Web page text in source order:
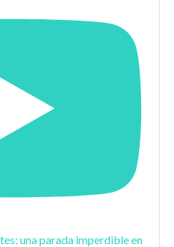
una parada imperdible en